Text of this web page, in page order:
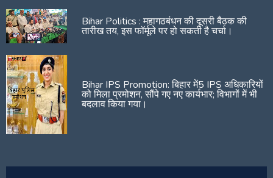
Bihar Politics : महागठबंधन की दूसरी बैठक की
तारीख तय, इस फॉर्मूले पर हो सकती है चर्चा।
Bihar IPS Promotion: बिहार में5 IPS अधिकारियों
को मिला प्रमोशन, सौंपे गए नए कार्यभार; विभागों में भी
बदलाव किया गया।